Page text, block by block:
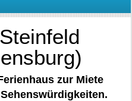
zur Miete